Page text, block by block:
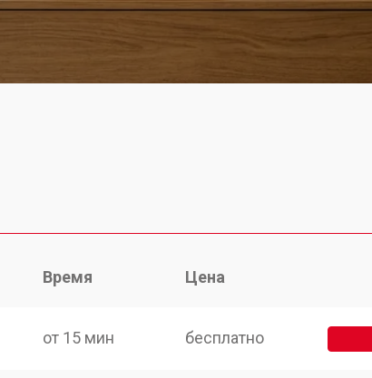
Время Цена
от 15 мин бесплатно